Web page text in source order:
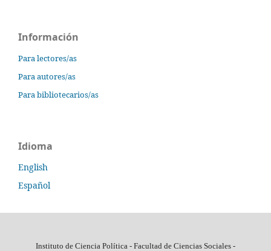
Información
Para lectores/as
Para autores/as
Para bibliotecarios/as
Idioma
English
Español
Instituto de Ciencia Política - Facultad de Ciencias Sociales -